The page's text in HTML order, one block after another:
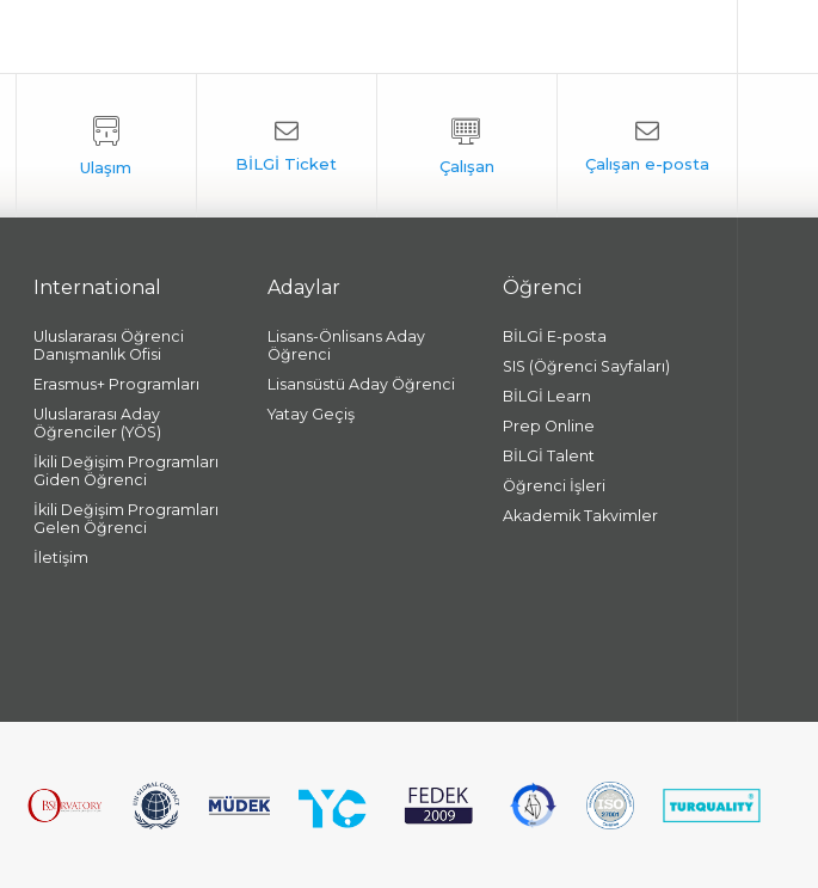
International
Uluslararası Öğrenci
Danışmanlık Ofisi
Erasmus+ Programları
Uluslararası Aday
Öğrenciler (YÖS)
İkili Değişim Programları
Giden Öğrenci
İkili Değişim Programları
Gelen Öğrenci
İletişim
Adaylar
Lisans-Önlisans Aday
Öğrenci
Lisansüstü Aday Öğrenci
Yatay Geçiş
Öğrenci
BİLGİ E-posta
SIS (Öğrenci Sayfaları)
BİLGİ Learn
Prep Online
BİLGİ Talent
Öğrenci İşleri
Akademik Takvimler